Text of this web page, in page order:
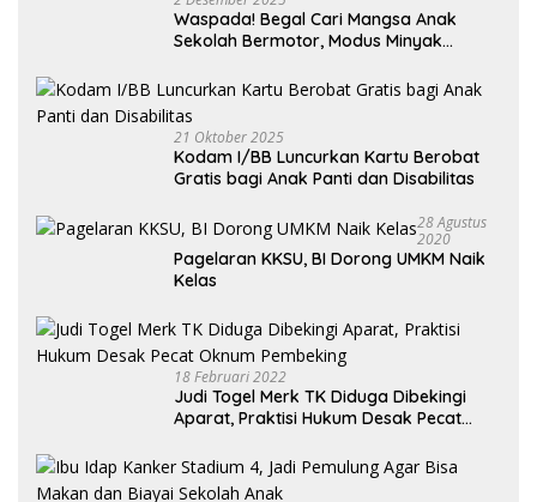
Waspada! Begal Cari Mangsa Anak
Sekolah Bermotor, Modus Minyak
21 Oktober 2025
Kodam I/BB Luncurkan Kartu Berobat
Gratis bagi Anak Panti dan Disabilitas
28 Agustus
2020
Pagelaran KKSU, BI Dorong UMKM Naik
Kelas
18 Februari 2022
Judi Togel Merk TK Diduga Dibekingi
Aparat, Praktisi Hukum Desak Pecat